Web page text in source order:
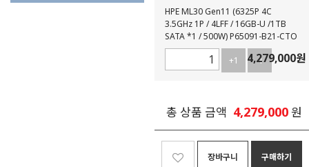
HPE ML30 Gen11 (6325P 4C
3.5GHz 1P / 4LFF / 16GB-U /1TB
SATA *1 / 500W) P65091-B21-CTO
+1 -1
4,279,000원
총 상품 금액 4,279,000원
장바구니 구매하기